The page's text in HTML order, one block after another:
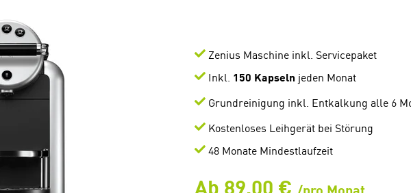
Zenius Maschine inkl. Servicepaket
Inkl. 150 Kapseln jeden Monat
Grundreinigung inkl. Entkalkung alle 6
Kostenloses Leihgerät bei Störung
48 Monate Mindestlaufzeit
Ab 89,00 €